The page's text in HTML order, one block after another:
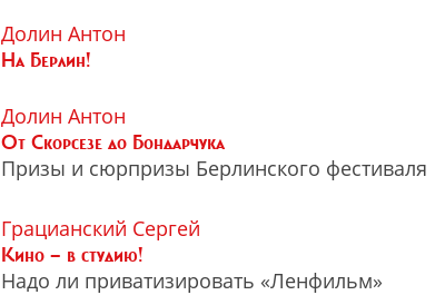
Долин Антон
На Берлин!
Долин Антон
От Скорсезе до Бондарчука
Призы и сюрпризы Берлинского фестиваля
Грацианский Сергей
Кино — в студию!
Надо ли приватизировать «Ленфильм»